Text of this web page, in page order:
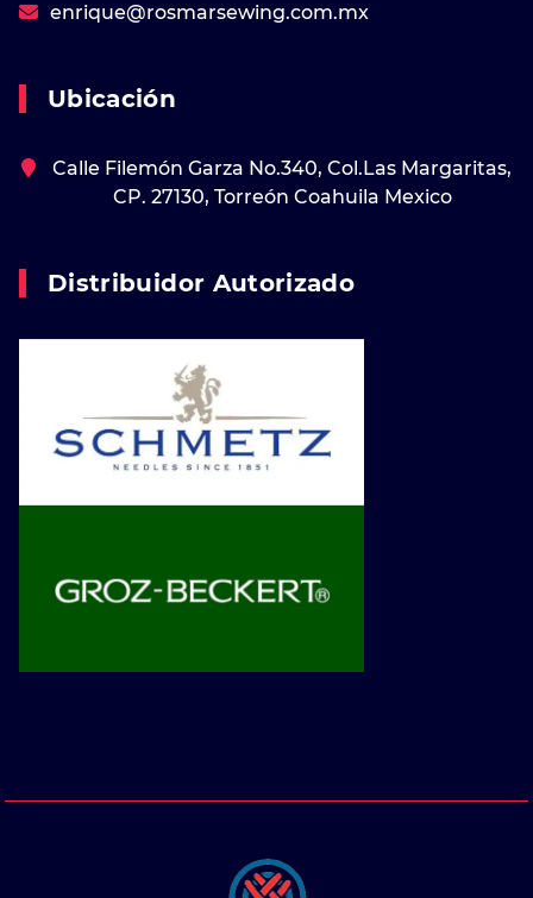
enrique@rosmarsewing.com.mx
Ubicación
Calle Filemón Garza No.340, Col.Las Margaritas,
CP. 27130, Torreón Coahuila Mexico
Distribuidor Autorizado